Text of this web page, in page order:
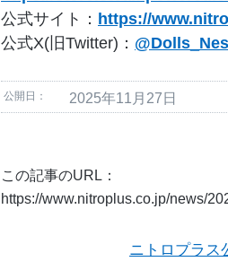
公式サイト： https://
公式X(旧Twitter)：
公開日： 2025年11月27日
この記事のURL：
https://www.nitroplus.co.jp/news/
ニトロプラス